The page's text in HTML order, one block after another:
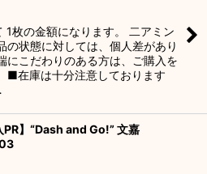
枚の金額になります。 二アミン
の状態に対しては、個人差があり
にこだわりのある方は、ご購入を
■在庫は十分注意しております
PR】“Dash and Go!” 文嘉